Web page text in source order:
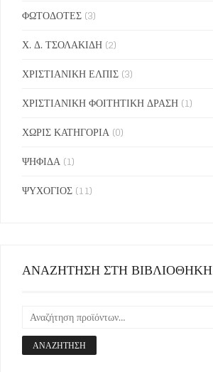
ΦΩΤΟΔΟΤΕΣ (3)
Χ. Δ. ΤΣΟΛΑΚΙΔΗ (2)
ΧΡΙΣΤΙΑΝΙΚΗ ΕΛΠΙΣ (3)
ΧΡΙΣΤΙΑΝΙΚΗ ΦΟΙΤΗΤΙΚΗ ΔΡΑΣΗ (1)
ΧΩΡΙΣ ΚΑΤΗΓΟΡΙΑ (0)
ΨΗΦΙΔΑ (1)
ΨΥΧΟΓΙΟΣ (11)
ΑΝΑΖΗΤΗΣΗ ΣΤΗ ΒΙΒΛΙΟΘΗΚΗ
ΑΝΑΖΉΤΗΣΗ